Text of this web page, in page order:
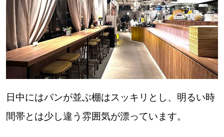
日中にはパンが並ぶ棚はスッキリとし、明るい時
間帯とは少し違う雰囲気が漂っています。